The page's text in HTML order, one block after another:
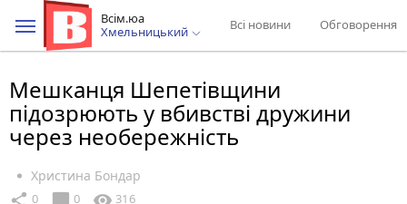
Всім.юа
Хмельницький
Всі новини Обговорення
Мешканця Шепетівщини
підозрюють у вбивстві дружини
через необережність
Христина Бондар
0 0 316